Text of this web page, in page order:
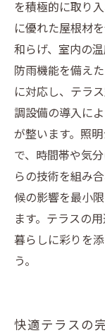
を積極的に取り
に優れた屋根材
和らげ、室内の
防雨機能を備え
に対応し、テラ
調設備の導入に
が整います。照
で、時間帯や気
らの技術を組み
候の影響を最小
ます。テラスの
暮らしに彩りを
う。
快適テラスの